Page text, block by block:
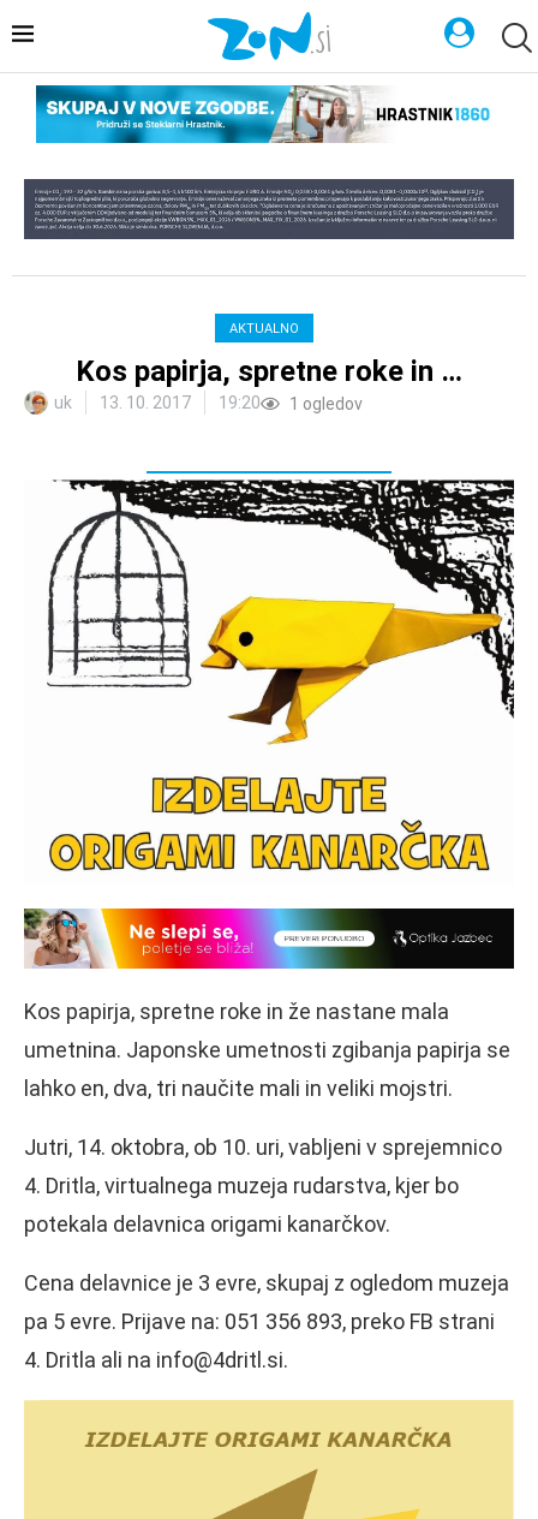
AKTUALNO
Kos papirja, spretne roke in …
uk 13. 10. 2017 19:20 1 ogledov
Kos papirja, spretne roke in že nastane mala
umetnina. Japonske umetnosti zgibanja papirja se
lahko en, dva, tri naučite mali in veliki mojstri.
Jutri, 14. oktobra, ob 10. uri, vabljeni v sprejemnico
4. Dritla, virtualnega muzeja rudarstva, kjer bo
potekala delavnica origami kanarčkov.
Cena delavnice je 3 evre, skupaj z ogledom muzeja
pa 5 evre. Prijave na: 051 356 893, preko FB strani
4. Dritla ali na info@4dritl.si.